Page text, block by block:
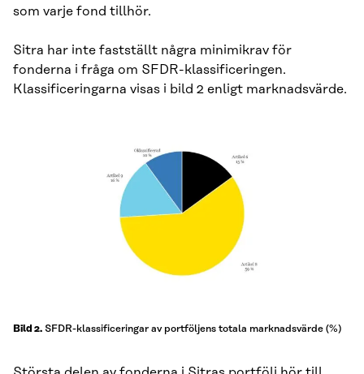
som varje fond tillhör.
Sitra har inte fastställt några minimikrav för
fonderna i fråga om SFDR-klassificeringen.
Klassificeringarna visas i bild 2 enligt marknadsvärde.
Bild 2. SFDR-klassificeringar av portföljens totala marknadsvärde (%)